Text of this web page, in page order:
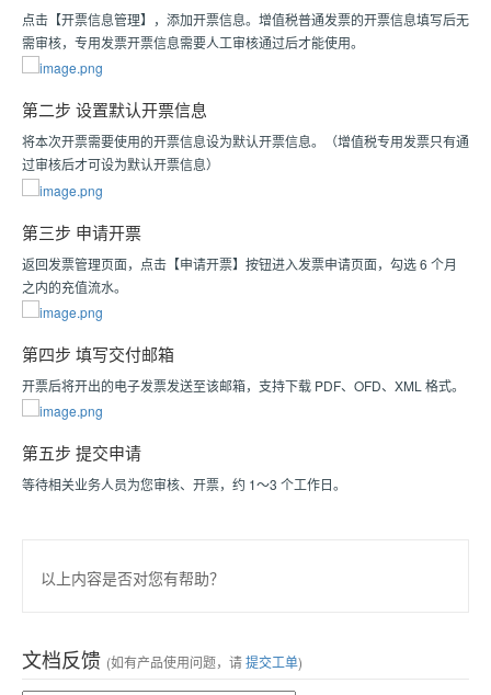
点击【开票信息管理】，添加开票信息。增值税普通发票的开票信息填写后无
需审核，专用发票开票信息需要人工审核通过后才能使用。
第二步 设置默认开票信息
将本次开票需要使用的开票信息设为默认开票信息。（增值税专用发票只有通
过审核后才可设为默认开票信息）
第三步 申请开票
返回发票管理页面，点击【申请开票】按钮进入发票申请页面，勾选 6 个月
之内的充值流水。
第四步 填写交付邮箱
开票后将开出的电子发票发送至该邮箱，支持下载 PDF、OFD、XML 格式。
第五步 提交申请
等待相关业务人员为您审核、开票，约 1～3 个工作日。
以上内容是否对您有帮助？
文档反馈 (如有产品使用问题，请提交工单)